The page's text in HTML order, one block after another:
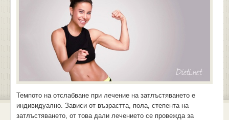
Темпото на отслабване при лечение на затлъстяването е
индивидуално. Зависи от възрастта, пола, степента на
затлъстяването, от това дали лечението се провежда за